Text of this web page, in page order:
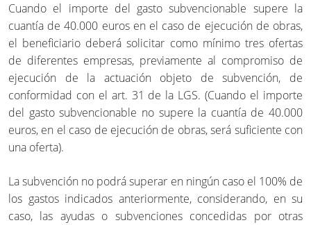
Cuando el importe del gasto subvencionable supere la
cuantía de 40.000 euros en el caso de ejecución de obras,
el beneficiario deberá solicitar como mínimo tres ofertas
de diferentes empresas, previamente al compromiso de
ejecución de la actuación objeto de subvención, de
conformidad con el art. 31 de la LGS. (Cuando el importe
del gasto subvencionable no supere la cuantía de 40.000
euros, en el caso de ejecución de obras, será suficiente con
una oferta).
La subvención no podrá superar en ningún caso el 100% de
los gastos indicados anteriormente, considerando, en su
caso, las ayudas o subvenciones concedidas por otras